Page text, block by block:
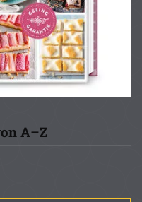
A–Z